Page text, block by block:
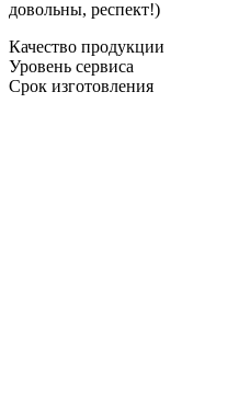
довольны, респект!)
Качество продукции
Уровень сервиса
Срок изготовления